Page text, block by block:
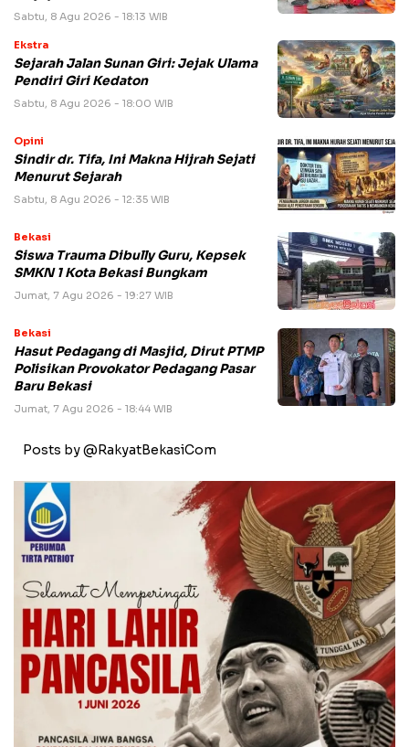
Sabtu, 8 Agu 2026 - 18:13 WIB
Ekstra
Sejarah Jalan Sunan Giri: Jejak Ulama
Pendiri Giri Kedaton
Sabtu, 8 Agu 2026 - 18:00 WIB
Opini
Sindir dr. Tifa, Ini Makna Hijrah Sejati
Menurut Sejarah
Sabtu, 8 Agu 2026 - 12:35 WIB
Bekasi
Siswa Trauma Dibully Guru, Kepsek
SMKN 1 Kota Bekasi Bungkam
Jumat, 7 Agu 2026 - 19:27 WIB
Bekasi
Hasut Pedagang di Masjid, Dirut PTMP
Polisikan Provokator Pedagang Pasar
Baru Bekasi
Jumat, 7 Agu 2026 - 18:44 WIB
Posts by @RakyatBekasiCom